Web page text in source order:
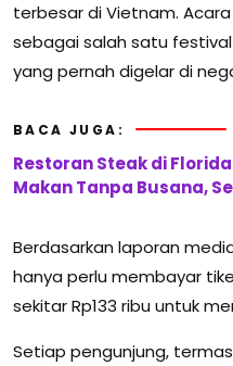
terbesar di Vietnam.
sebagai salah satu
yang pernah digelar di
BACA JUGA:
Restoran Steak di
Makan Tanpa Busana,
Berdasarkan laporan
hanya perlu membayar
sekitar Rp133 ribu untuk
Setiap pengunjung,